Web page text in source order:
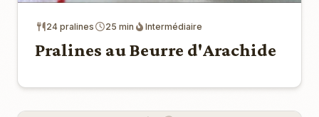
24 pralines 25 min Intermédiaire
Pralines au Beurre d'Arachide